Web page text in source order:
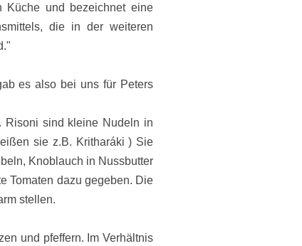
Küche und bezeichnet eine
die in der weiteren
es also bei uns für Peters
Risoni sind kleine Nudeln in
sie z.B. Kritharáki ) Sie
Knoblauch in Nussbutter
Tomaten dazu gegeben. Die
stellen.
und pfeffern. Im Verhältnis